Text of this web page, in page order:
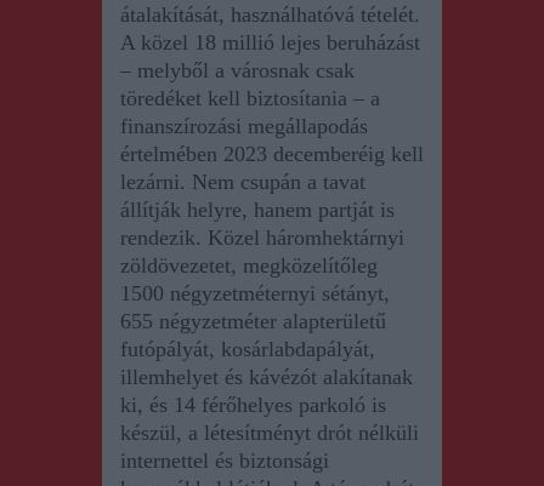
átalakítását, használhatóvá tételét.
A közel 18 millió lejes beruházást
– melyből a városnak csak
töredéket kell biztosítania – a
finanszírozási megállapodás
értelmében 2023 decemberéig kell
lezárni. Nem csupán a tavat
állítják helyre, hanem partját is
rendezik. Közel háromhektárnyi
zöldövezetet, megközelítőleg
1500 négyzetméternyi sétányt,
655 négyzetméter alapterületű
futópályát, kosárlabdapályát,
illemhelyet és kávézót alakítanak
ki, és 14 férőhelyes parkoló is
készül, a létesítményt drót nélküli
internettel és biztonsági